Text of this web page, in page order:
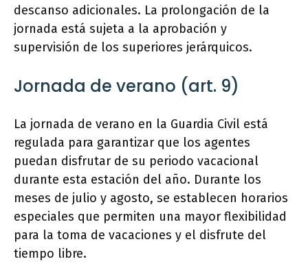
descanso adicionales. La prolongación de la
jornada está sujeta a la aprobación y
supervisión de los superiores jerárquicos.
Jornada de verano (art. 9)
La jornada de verano en la Guardia Civil está
regulada para garantizar que los agentes
puedan disfrutar de su periodo vacacional
durante esta estación del año. Durante los
meses de julio y agosto, se establecen horarios
especiales que permiten una mayor flexibilidad
para la toma de vacaciones y el disfrute del
tiempo libre.